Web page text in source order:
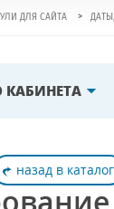
ДЛЯ САЙТА >
назад в каталог